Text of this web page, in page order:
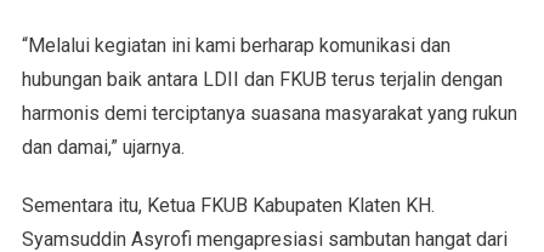
“Melalui kegiatan ini kami berharap komunikasi dan
hubungan baik antara LDII dan FKUB terus terjalin dengan
harmonis demi terciptanya suasana masyarakat yang rukun
dan damai,” ujarnya.
Sementara itu, Ketua FKUB Kabupaten Klaten KH.
Syamsuddin Asyrofi mengapresiasi sambutan hangat dari